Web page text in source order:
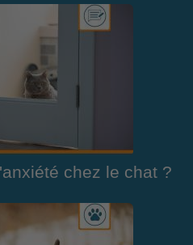
chez le chat ?